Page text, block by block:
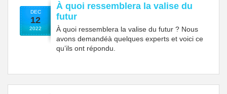
DEC
12
2022
À quoi ressemblera la valise du
futur
À quoi ressemblera la valise du futur ? Nous
avons demandéà quelques experts et voici ce
qu’ils ont répondu.